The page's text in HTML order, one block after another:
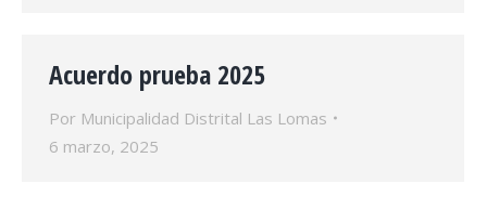
Acuerdo prueba 2025
Por Municipalidad Distrital Las Lomas
6 marzo, 2025